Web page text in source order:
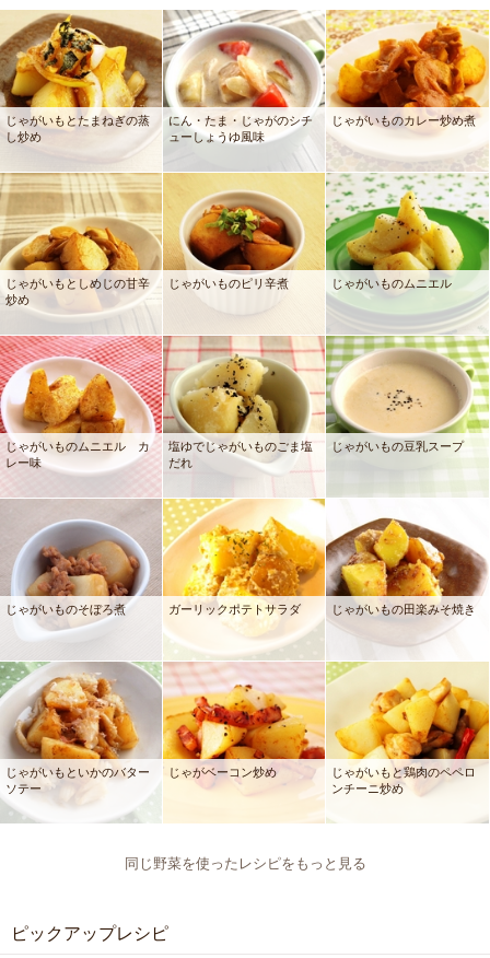
じゃがいもとたまねぎの蒸
し炒め
にん・たま・じゃがのシチ
ューしょうゆ風味
じゃがいものカレー炒め煮
じゃがいもとしめじの甘辛
炒め
じゃがいものピリ辛煮 じゃがいものムニエル
じゃがいものムニエル カ
レー味
塩ゆでじゃがいものごま塩
だれ
じゃがいもの豆乳スープ
じゃがいものそぼろ煮 ガーリックポテトサラダ じゃがいもの田楽みそ焼き
じゃがいもといかのバター
ソテー
じゃがベーコン炒め
じゃがいもと鶏肉のペペロ
ンチーニ炒め
同じ野菜を使ったレシピをもっと見る
ピックアップレシピ